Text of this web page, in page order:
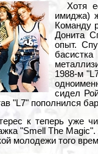
Хотя
имиджа)
Команду
Донита
опыт.
1988-м
сидел
"L7" пополнился
к теперь уже
"Smell The Magic".
молодежи того